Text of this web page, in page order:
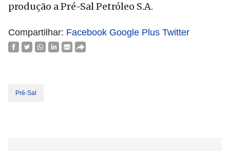
produção a Pré-Sal Petróleo S.A.
Compartilhar: Facebook Google Plus Twitter
Pré-Sal